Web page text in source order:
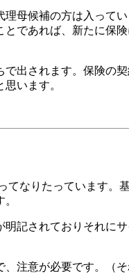
母候補の方は入って
であれば、新たに保
出されます。保険の
います。
なりたっています。
記されておりそれに
注意が必要です。（